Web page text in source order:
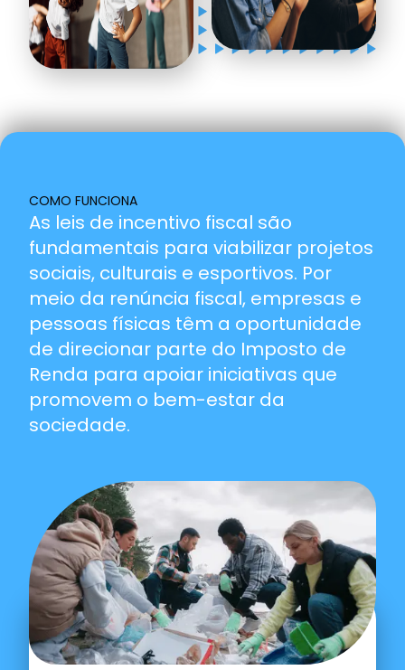
COMO FUNCIONA
As leis de incentivo fiscal são
fundamentais para viabilizar projetos
sociais, culturais e esportivos. Por
meio da renúncia fiscal, empresas e
pessoas físicas têm a oportunidade
de direcionar parte do Imposto de
Renda para apoiar iniciativas que
promovem o bem-estar da
sociedade.